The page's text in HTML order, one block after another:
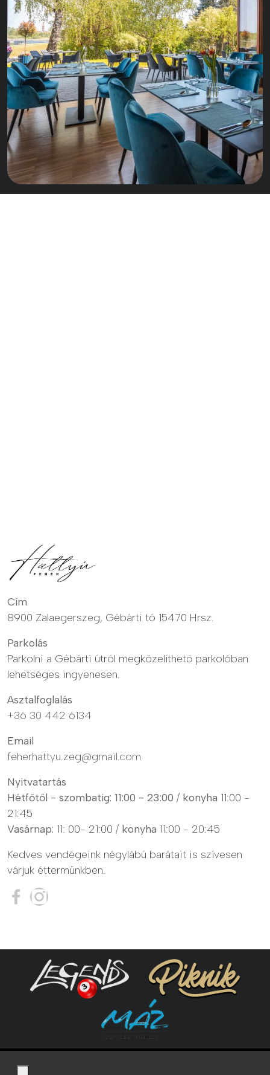
Cím
8900 Zalaegerszeg, Gébárti tó 15470 Hrsz.
Parkolás
Parkolni a Gébárti útról megközelíthető parkolóban
lehetséges ingyenesen.
Asztalfoglalás
+36 30 442 6134
Email
feherhattyu.zeg@gmail.com
Nyitvatartás
Hétfőtől - szombatig: 11:00 - 23:00 / konyha 11:00 -
21:45
Vasárnap: 11: 00- 21:00 / konyha 11:00 - 20:45
Kedves vendégeink négylábú barátait is szívesen
várjuk éttermünkben.